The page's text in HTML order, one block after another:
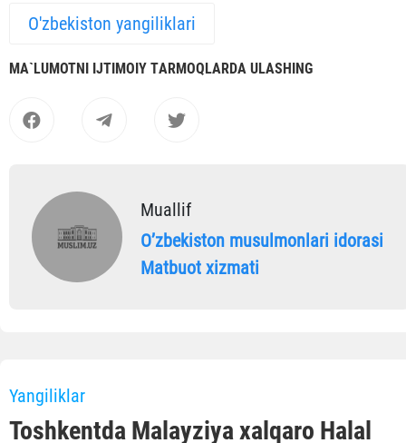
O'zbekiston yangiliklari
MА`LUMOTNI IJTIMOIY TАRMOQLАRDА ULАSHING
Muallif
Oʼzbekiston musulmonlari idorasi
Matbuot xizmati
Yangiliklar
Toshkentda Malayziya xalqaro Halal